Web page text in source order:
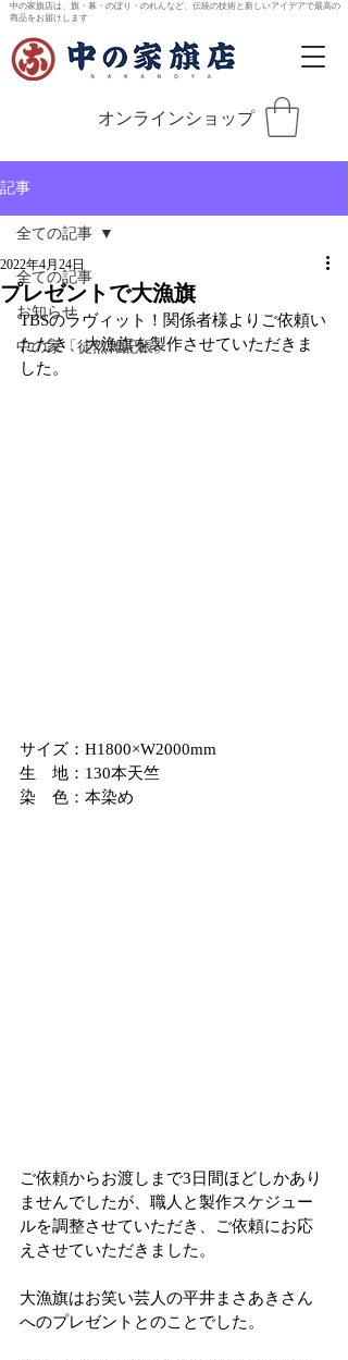
中の家旗店は、旗・幕・のぼり・のれんなど、伝統の技術と新しいアイデアで最高の
商品をお届けします
オンラインショップ
記事
全ての記事
お知らせ
中の家「徒然雑記帳」
全ての記事
プレゼントで大漁旗
2022年4月24日
TBSのラヴィット！関係者様よりご依頼い
ただき、大漁旗を製作させていただきま
した。
サイズ：H1800×W2000mm
生　地：130本天竺
染　色：本染め
ご依頼からお渡しまで3日間ほどしかあり
ませんでしたが、職人と製作スケジュー
ルを調整させていただき、ご依頼にお応
えさせていただきました。
大漁旗はお笑い芸人の平井まさあきさん
へのプレゼントとのことでした。